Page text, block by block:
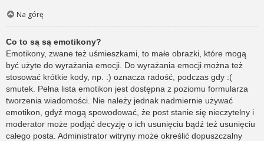
Na górę
Co to są są emotikony?
Emotikony, zwane też uśmieszkami, to małe obrazki, które mogą
być użyte do wyrażania emocji. Do wyrażania emocji można też
stosować krótkie kody, np. :) oznacza radość, podczas gdy :(
smutek. Pełna lista emotikon jest dostępna z poziomu formularza
tworzenia wiadomości. Nie należy jednak nadmiernie używać
emotikon, gdyż mogą spowodować, że post stanie się nieczytelny i
moderator może podjąć decyzję o ich usunięciu bądź też usunięciu
całego posta. Administrator witryny może określić dopuszczalny